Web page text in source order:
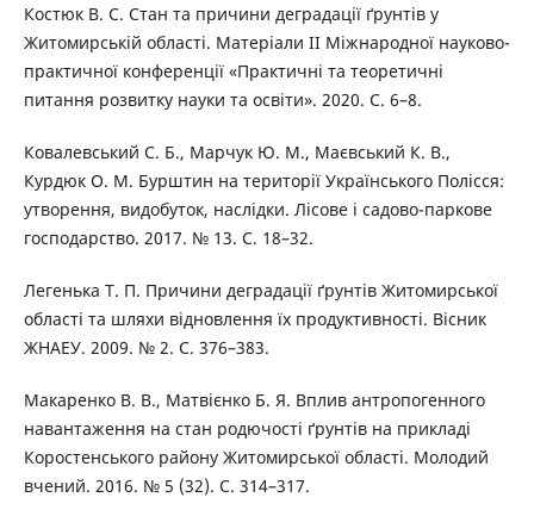
Костюк В. С. Стан та причини деградації ґрунтів у
Житомирській області. Матеріали ІІ Міжнародної науково-
практичної конференції «Практичні та теоретичні
питання розвитку науки та освіти». 2020. С. 6–8.
Ковалевський С. Б., Марчук Ю. М., Маєвський К. В.,
Курдюк О. М. Бурштин на території Українського Полісся:
утворення, видобуток, наслідки. Лісове і садово-паркове
господарство. 2017. № 13. С. 18–32.
Легенька Т. П. Причини деградації ґрунтів Житомирської
області та шляхи відновлення їх продуктивності. Вісник
ЖНАЕУ. 2009. № 2. С. 376–383.
Макаренко В. В., Матвієнко Б. Я. Вплив антропогенного
навантаження на стан родючості ґрунтів на прикладі
Коростенського району Житомирської області. Молодий
вчений. 2016. № 5 (32). С. 314–317.